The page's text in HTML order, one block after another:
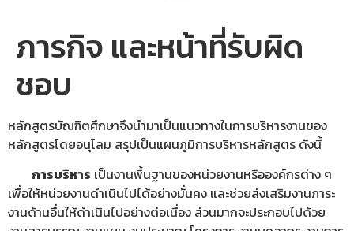
ภารกิจ และหน้าที่รับผิด
ชอบ
หลักสูตรบัณฑิตศึกษาจึงนำมาเป็นแนวทางในการบริหารงานของ
หลักสูตรโดยอนุโลม สรุปเป็นแผนภูมิการบริหารหลักสูตร ดังนี้
การบริหาร เป็นงานพื้นฐานของหน่วยงานหรือองค์กรต่าง ๆ
เพื่อให้หน่วยงานดำเนินไปได้อย่างมั่นคง และช่วยส่งเสริมงานภาระ
งานด้านอื่นให้ดำเนินไปอย่างต่อเนื่อง ส่วนมากจะประกอบไปด้วย